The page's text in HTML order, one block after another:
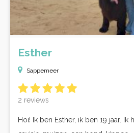
Esther
Sappemeer
2 reviews
Hoi! Ik ben Esther, ik ben 19 jaar. Ik